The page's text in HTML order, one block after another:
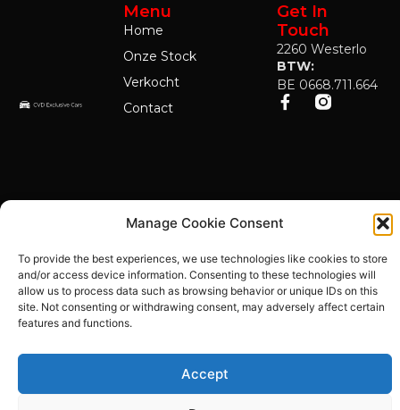
Manage Cookie Consent
To provide the best experiences, we use technologies like cookies to store
and/or access device information. Consenting to these technologies will
allow us to process data such as browsing behavior or unique IDs on this
site. Not consenting or withdrawing consent, may adversely affect certain
features and functions.
Accept
Menu
Home
Onze Stock
Verkocht
Contact
Get In
Touch
2260 Westerlo
BTW:
BE 0668.711.664
© CVD
2026 - Alle
voorbehouden
Cookie
policy
–
Website by